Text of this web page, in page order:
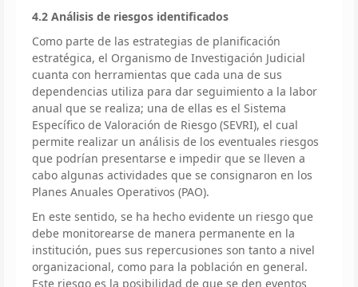
4.2 Análisis de riesgos identificados
Como parte de las estrategias de planificación
estratégica, el Organismo de Investigación Judicial
cuanta con herramientas que cada una de sus
dependencias utiliza para dar seguimiento a la labor
anual que se realiza; una de ellas es el Sistema
Específico de Valoración de Riesgo (SEVRI), el cual
permite realizar un análisis de los eventuales riesgos
que podrían presentarse e impedir que se lleven a
cabo algunas actividades que se consignaron en los
Planes Anuales Operativos (PAO).
En este sentido, se ha hecho evidente un riesgo que
debe monitorearse de manera permanente en la
institución, pues sus repercusiones son tanto a nivel
organizacional, como para la población en general.
Este riesgo es la posibilidad de que se den eventos